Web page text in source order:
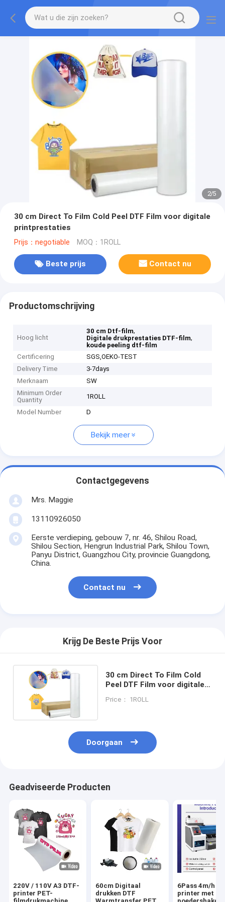
2/5
30 cm Direct To Film Cold Peel DTF Film voor digitale
printprestaties
Prijs：negotiable MOQ：1ROLL
Beste prijs Contact nu
Productomschrijving
Hoog licht
30 cm Dtf-film,
Digitale drukprestaties DTF-film,
koude peeling dtf-film
Certificering
SGS,OEKO-TEST
Delivery Time
3-7days
Merknaam
SW
Minimum Order
Quantity
1ROLL
Model Number D
Bekijk meer
Contactgegevens
Mrs. Maggie
13110926050
Eerste verdieping, gebouw 7, nr. 46, Shilou Road,
Shilou Section, Hengrun Industrial Park, Shilou Town,
Panyu District, Guangzhou City, provincie Guangdong,
China.
Contact nu
Krijg De Beste Prijs Voor
30 cm Direct To Film Cold
Peel DTF Film voor digitale
Price： 1ROLL
Doorgaan
Geadviseerde Producten
220V / 110V A3 DTF-
printer PET-
60cm Digitaal
drukken DTF
6Pass 4m/h
printer met